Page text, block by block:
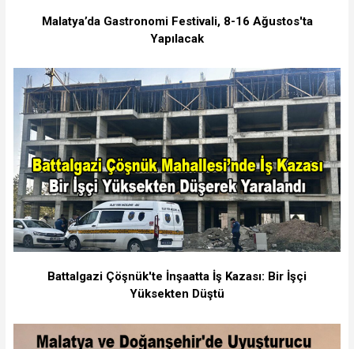
Malatya’da Gastronomi Festivali, 8-16 Ağustos'ta
Yapılacak
Battalgazi Çöşnük'te İnşaatta İş Kazası: Bir İşçi
Yüksekten Düştü